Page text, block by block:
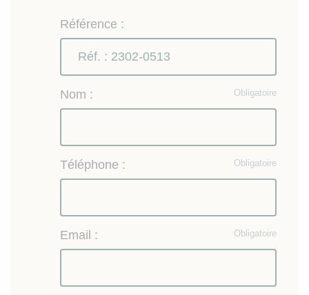
Référence :
Obligatoire
Nom :
Obligatoire
Téléphone :
Obligatoire
Email :